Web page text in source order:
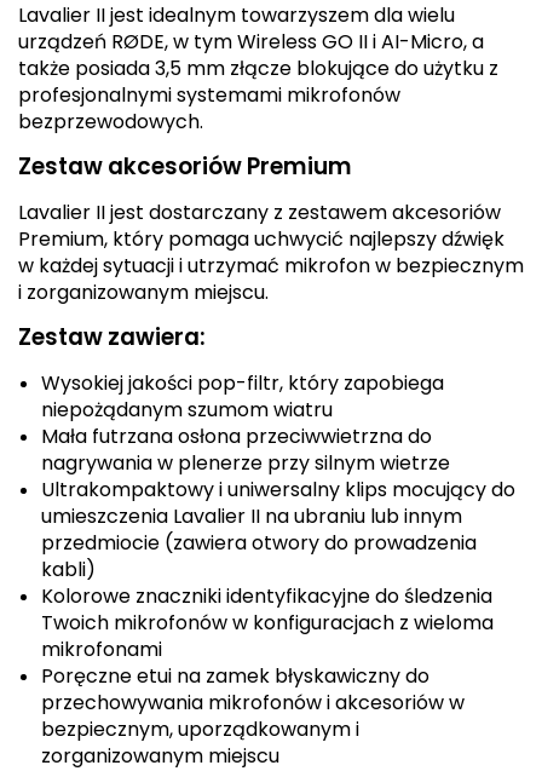
Lavalier II jest idealnym towarzyszem dla wielu
urządzeń RØDE, w tym Wireless GO II i AI-Micro, a
także posiada 3,5 mm złącze blokujące do użytku z
profesjonalnymi systemami mikrofonów
bezprzewodowych.
Zestaw akcesoriów Premium
Lavalier II jest dostarczany z zestawem akcesoriów
Premium, który pomaga uchwycić najlepszy dźwięk
w każdej sytuacji i utrzymać mikrofon w bezpiecznym
i zorganizowanym miejscu.
Zestaw zawiera:
Wysokiej jakości pop-filtr, który zapobiega
niepożądanym szumom wiatru
Mała futrzana osłona przeciwwietrzna do
nagrywania w plenerze przy silnym wietrze
Ultrakompaktowy i uniwersalny klips mocujący do
umieszczenia Lavalier II na ubraniu lub innym
przedmiocie (zawiera otwory do prowadzenia
kabli)
Kolorowe znaczniki identyfikacyjne do śledzenia
Twoich mikrofonów w konfiguracjach z wieloma
mikrofonami
Poręczne etui na zamek błyskawiczny do
przechowywania mikrofonów i akcesoriów w
bezpiecznym, uporządkowanym i
zorganizowanym miejscu